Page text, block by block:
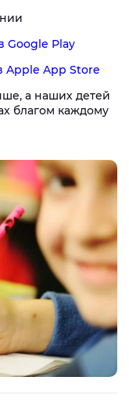
Google Play
App Store
а наших детей
благом каждому